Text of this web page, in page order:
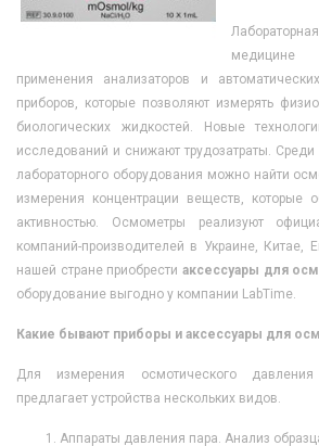
применения анализаторов и
приборов, которые позволяют измерять
биологических жидкостей. Новые
исследований и снижают трудозатраты. Среди
лабораторного оборудования можно найти
измерения концентрации веществ, которые
активностью. Осмометры реализуют
компаний-производителей в Украине, Китае,
нашей стране приобрести аксессуары для
оборудование выгодно у компании LabTime.
Какие бывают приборы и аксессуары для
Для измерения осмотического
предлагает устройства нескольких видов.
Аппараты давления пара. Анализ